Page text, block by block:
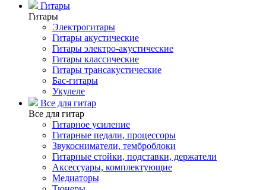
Гитары
Гитары
Электрогитары
Гитары акустические
Гитары электро-акустические
Гитары классические
Гитары трансакустические
Бас-гитары
Укулеле
Все для гитар
Все для гитар
Гитарное усиление
Гитарные педали, процессоры
Звукосниматели, темброблоки
Гитарные стойки, подставки, держатели
Аксессуары, комплектующие
Медиаторы